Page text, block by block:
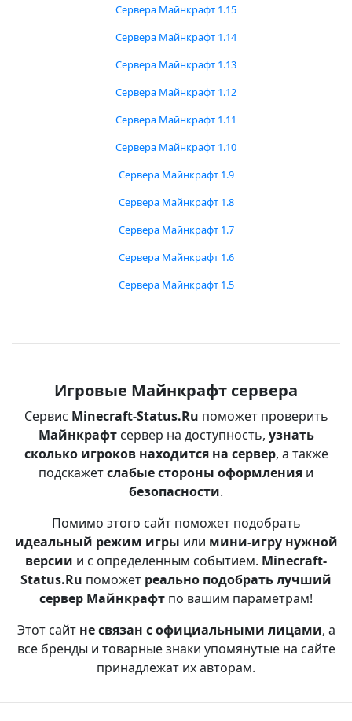
Сервера Майнкрафт 1.15
Сервера Майнкрафт 1.14
Сервера Майнкрафт 1.13
Сервера Майнкрафт 1.12
Сервера Майнкрафт 1.11
Сервера Майнкрафт 1.10
Сервера Майнкрафт 1.9
Сервера Майнкрафт 1.8
Сервера Майнкрафт 1.7
Сервера Майнкрафт 1.6
Сервера Майнкрафт 1.5
Игровые Майнкрафт сервера
Сервис Minecraft-Status.Ru поможет проверить
Майнкрафтсервер на доступность, узнать
сколько игроков находится на сервер, а также
подскажетслабые стороны оформления и
безопасности.
Помимо этого сайт поможет подобрать
идеальный режим игры или мини-игру нужной
версии и с определенным событием. Minecraft-
Status.Ru поможет реально подобрать лучший
сервер Майнкрафт по вашим параметрам!
Этот сайт не связан с официальными лицами, а
все бренды и товарные знаки упомянутые на сайте
принадлежат их авторам.